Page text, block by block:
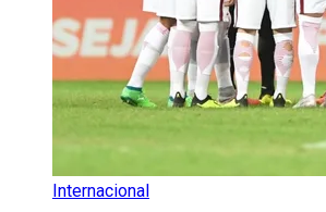
Internacional